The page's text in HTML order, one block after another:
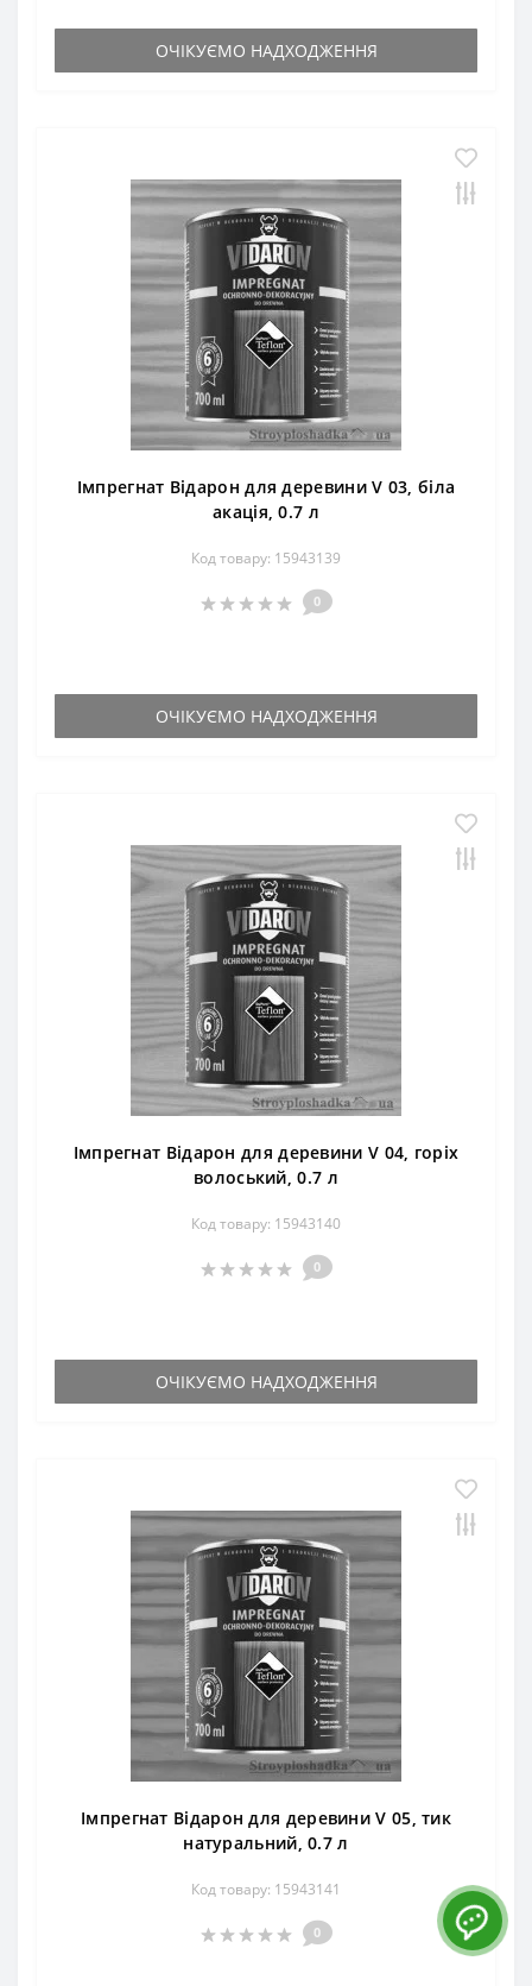
ОЧІКУЄМО НАДХОДЖЕННЯ
Імпрегнат Відарон для деревини V 03, біла
акація, 0.7 л
Код товару: 15943139
0
ОЧІКУЄМО НАДХОДЖЕННЯ
Імпрегнат Відарон для деревини V 04, горіх
волоський, 0.7 л
Код товару: 15943140
0
ОЧІКУЄМО НАДХОДЖЕННЯ
Імпрегнат Відарон для деревини V 05, тик
натуральний, 0.7 л
Код товару: 15943141
0